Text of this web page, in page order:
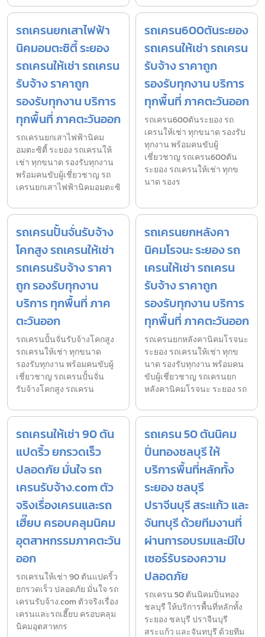
รถเครนยกเสาไฟฟ้า
นิคมอมตะซิตี้ ระยอง
รถเครนให้เช่า รถเครน
รับจ้าง ราคาถูก
รองรับทุกงาน บริการ
ทุกพื้นที่ ภาคตะวันออก
รถเครนยกเสาไฟฟ้านิคม
อมตะซิตี้ ระยอง รถเครนให้
เช่า ทุกขนาด รองรับทุกงาน
พร้อมคนขับผู้เชี่ยวชาญ รถ
เครนยกเสาไฟฟ้านิคมอมตะซิ
รถเครน600ตันระยอง
รถเครนให้เช่า รถเครน
รับจ้าง ราคาถูก
รองรับทุกงาน บริการ
ทุกพื้นที่ ภาคตะวันออก
รถเครน600ตันระยอง รถ
เครนให้เช่า ทุกขนาด รองรับ
ทุกงาน พร้อมคนขับผู้
เชี่ยวชาญ รถเครน600ตัน
ระยอง รถเครนให้เช่า ทุกข
นาด รองร
รถเครนปั้นจั่นรับจ้าง
โคกสูง รถเครนให้เช่า
รถเครนรับจ้าง ราคา
ถูก รองรับทุกงาน
บริการ ทุกพื้นที่ ภาค
ตะวันออก
รถเครนปั้นจั่นรับจ้างโคกสูง
รถเครนให้เช่า ทุกขนาด
รองรับทุกงาน พร้อมคนขับผู้
เชี่ยวชาญ รถเครนปั้นจั่น
รับจ้างโคกสูง รถเครน
รถเครนยกหลังคา
นิคมโรจนะ ระยอง รถ
เครนให้เช่า รถเครน
รับจ้าง ราคาถูก
รองรับทุกงาน บริการ
ทุกพื้นที่ ภาคตะวันออก
รถเครนยกหลังคานิคมโรจนะ
ระยอง รถเครนให้เช่า ทุกข
นาด รองรับทุกงาน พร้อมคน
ขับผู้เชี่ยวชาญ รถเครนยก
หลังคานิคมโรจนะ ระยอง รถ
รถเครนให้เช่า 90 ตัน
แปดริ้ว ยกรวดเร็ว
ปลอดภัย มั่นใจ รถ
เครนรับจ้าง.com ตัว
จริงเรื่องเครนและรถ
เฮี๊ยบ ครอบคลุมนิคม
อุตสาหกรรมภาคตะวัน
ออก
รถเครนให้เช่า 90 ตันแปดริ้ว
ยกรวดเร็ว ปลอดภัย มั่นใจ รถ
เครนรับจ้าง.com ตัวจริงเรื่อง
เครนและรถเฮี๊ยบ ครอบคลุม
นิคมอุตสาหกร
รถเครน 50 ตันนิคม
ปิ่นทองชลบุรี ให้
บริการพื้นที่หลักทั้ง
ระยอง ชลบุรี
ปราจีนบุรี สระแก้ว และ
จันทบุรี ด้วยทีมงานที่
ผ่านการอบรมและมีใบ
เซอร์รับรองความ
ปลอดภัย
รถเครน 50 ตันนิคมปิ่นทอง
ชลบุรี ให้บริการพื้นที่หลักทั้ง
ระยอง ชลบุรี ปราจีนบุรี
สระแก้ว และจันทบุรี ด้วยทีม